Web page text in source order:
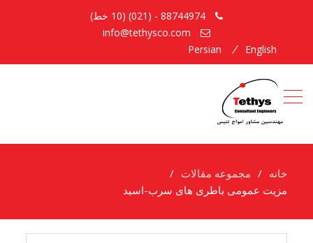
English
Persian
خانه
مجموعه مقالات
مزیت عمومی باطری های سرب-اسید